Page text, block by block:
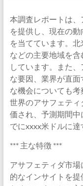
本調査レポートは
を提供し、現在の
を当てています。
などの主要地域を
しています。また
な要因、業界が直
な機会についても考
世界のアサフェテ
価され、予測期間中
でにxxxx米ドルに達
*** 主な特徴 ***
アサフェティダ市
的なインサイトを